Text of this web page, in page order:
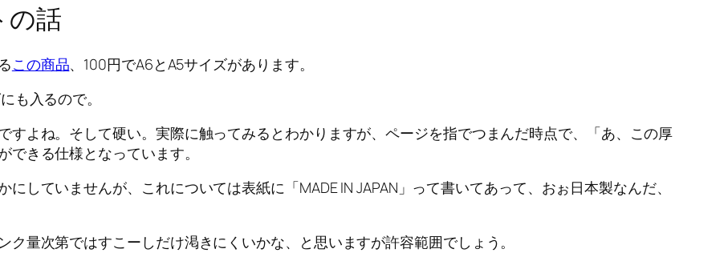
話
この商品、100円でA6とA5サイズがあります。
も入るので。
すよね。そして硬い。実際に触ってみるとわかりますが、ページを指でつまんだ時点で、「あ、この厚
きる仕様となっています。
していませんが、これについては表紙に「MADE IN JAPAN」って書いてあって、おぉ日本製なんだ、
量次第ではすこーしだけ渇きにくいかな、と思いますが許容範囲でしょう。